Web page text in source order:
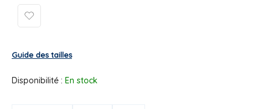
Guide des tailles
Disponibilité : En stock